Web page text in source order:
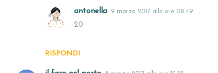
RISPONDI
antonella 9 marzo 2017 alle ore 08:49
20